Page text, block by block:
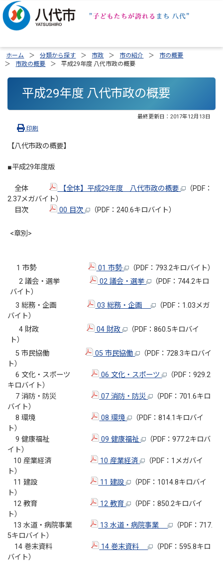
ホーム 分類から探す 市政 市の紹介
市の概要
市政の概要
平成29年度 八代市政の概要
平成29年度 八代市政の概要
最終更新日： 2017年12月13日
印刷
【八代市政の概要】
■平成29年度版
全体 【全体】平成29年度 八代市政の概要
（PDF：
2.37メガバイト）
目次
00 目次 （PDF：240.6キロバイト）
<章別>
1 市勢 01 市勢
（PDF：793.2キロバイト）
2 議会・選挙
02 議会・選挙
（PDF：744.2キロ
バイト）
3 総務・企画
03 総務・企画
（PDF：1.03メガ
バイト）
4 財政
04 財政
（PDF：860.5キロバイ
ト）
5 市民協働
05 市民協働
（PDF：728.3キロバイ
ト）
6 文化・スポーツ
06 文化・スポーツ
（PDF：929.2
キロバイト）
7 消防・防災
07 消防・防災
（PDF：701.6キロ
バイト）
8 環境
08 環境
（PDF：814.1キロバイ
ト）
9 健康福祉
09 健康福祉
（PDF：977.2キロバ
イト）
10 産業経済
10 産業経済
（PDF：1メガバイ
ト）
11 建設
11 建設
（PDF：1014.8キロバイ
ト）
12 教育
12 教育
（PDF：850.2キロバイ
ト）
13 水道・病院事業
13 水道・病院事業
（PDF：717.
5キロバイト）
14 巻末資料
14 巻末資料
（PDF：595.8キロ
バイト）